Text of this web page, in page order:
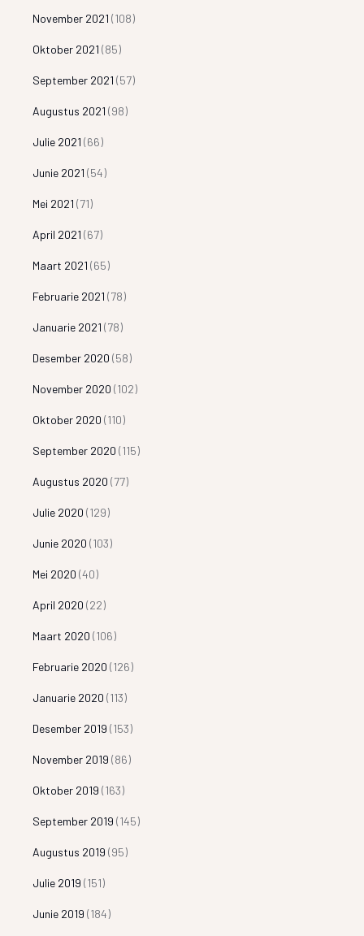
November 2021 (108)
Oktober 2021 (85)
September 2021 (57)
Augustus 2021 (98)
Julie 2021 (66)
Junie 2021 (54)
Mei 2021 (71)
April 2021 (67)
Maart 2021 (65)
Februarie 2021 (78)
Januarie 2021 (78)
Desember 2020 (58)
November 2020 (102)
Oktober 2020 (110)
September 2020 (115)
Augustus 2020 (77)
Julie 2020 (129)
Junie 2020 (103)
Mei 2020 (40)
April 2020 (22)
Maart 2020 (106)
Februarie 2020 (126)
Januarie 2020 (113)
Desember 2019 (153)
November 2019 (86)
Oktober 2019 (163)
September 2019 (145)
Augustus 2019 (95)
Julie 2019 (151)
Junie 2019 (184)